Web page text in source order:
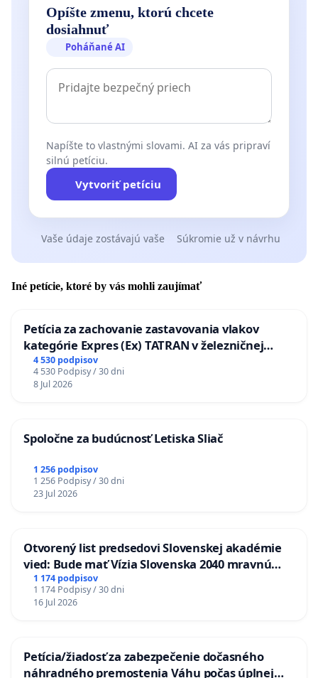
Opíšte zmenu, ktorú chcete
dosiahnuť
Poháňané AI
Napíšte to vlastnými slovami. AI za vás pripraví
silnú petíciu.
Vytvoriť petíciu
Vaše údaje zostávajú vaše Súkromie už v návrhu
Iné petície, ktoré by vás mohli zaujímať
Petícia za zachovanie zastavovania vlakov
kategórie Expres (Ex) TATRAN v železničnej
stanici Púchov
4 530 podpisov
4 530 Podpisy / 30 dni
8 Jul 2026
Spoločne za budúcnosť Letiska Sliač
1 256 podpisov
1 256 Podpisy / 30 dni
23 Jul 2026
Otvorený list predsedovi Slovenskej akadémie
vied: Bude mať Vízia Slovenska 2040 mravnú
chrbticu?
1 174 podpisov
1 174 Podpisy / 30 dni
16 Jul 2026
Petícia/žiadosť za zabezpečenie dočasného
náhradného premostenia Váhu počas úplnej